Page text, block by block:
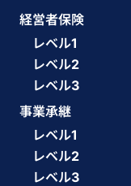
経営者保険
レベル1
レベル2
レベル3
事業承継
レベル1
レベル2
レベル3